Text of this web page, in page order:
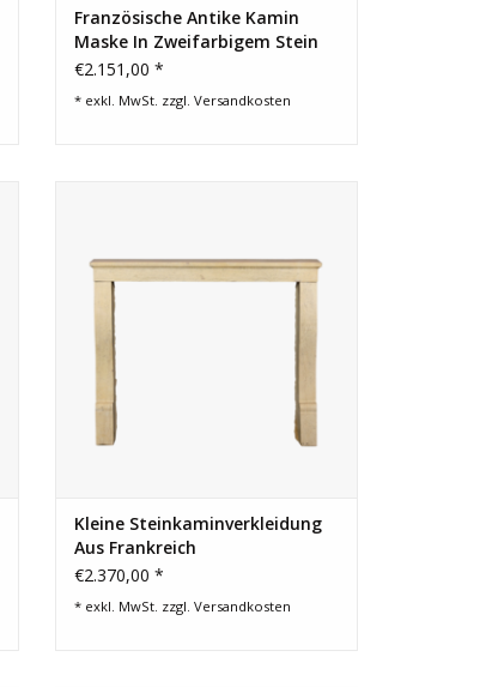
Französische Antike Kamin
Maske In Zweifarbigem Stein
€2.151,00 *
* exkl. MwSt. zzgl.Versandkosten
ZUM WARENKORB HINZUFÜGEN
Kleine Steinkaminverkleidung
Aus Frankreich
€2.370,00 *
* exkl. MwSt. zzgl.Versandkosten